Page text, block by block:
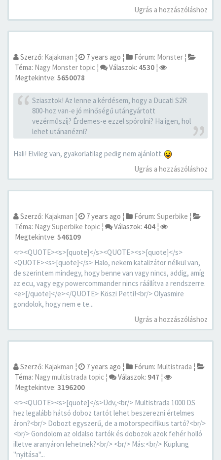
Ugrás a hozzászóláshoz
Szerző: Kajakman ¦ 7 years ago ¦ Fórum: Monster ¦
Téma: Nagy Monster topic ¦ Válaszok: 4530 ¦
Megtekintve: 5650078
Sziasztok! Az lenne a kérdésem, hogy a Ducati S2R
800-hoz van-e jó minőségű utángyártott
vezérműszíj? Érdemes-e ezzel spórolni? Ha igen, hol
lehet utánanézni?
Hali! Elvileg van, gyakorlatilag pedig nem ajánlott.
Ugrás a hozzászóláshoz
Szerző: Kajakman ¦ 7 years ago ¦ Fórum: Superbike ¦
Téma: Nagy Superbike topic ¦ Válaszok: 404 ¦
Megtekintve: 546109
<r><QUOTE><s>[quote]</s><QUOTE><s>[quote]</s>
<QUOTE><s>[quote]</s> Halo, nekem katalizátor nélkül van,
de szerintem mindegy, hogy benne van vagy nincs, addig, amíg
az ecu, vagy egy powercommander nincs ráállítva a rendszerre.
<e>[/quote]</e></QUOTE> Köszi Petti!<br/> Olyasmire
gondolok, hogy nem e te...
Ugrás a hozzászóláshoz
Szerző: Kajakman ¦ 7 years ago ¦ Fórum: Multistrada ¦
Téma: Nagy multistrada topic ¦ Válaszok: 947 ¦
Megtekintve: 3196200
<r><QUOTE><s>[quote]</s>Üdv,<br/> Multistrada 1000 DS
hez legalább hátsó doboz tartót lehet beszerezni értelmes
áron?<br/> Dobozt egyszerű, de a motorspecifikus tartó?<br/>
<br/> Gondolom az oldalso tartók és dobozok azok fehér holló
illetve aranyáron lehetnek?<br/> <br/> Más:<br/> Kuplung
"nyitása"...